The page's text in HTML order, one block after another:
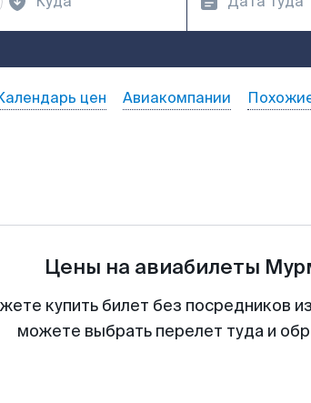
цен Авиакомпании
Цены на авиабилеты
купить билет без посредников
можете выбрать перелет туда и